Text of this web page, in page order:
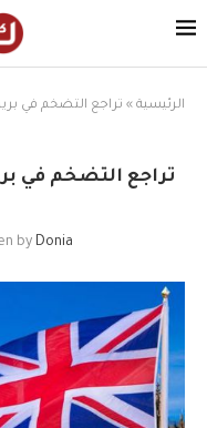
الرئيسية » تراجع التضخم في
تراجع التضخم في
by Donia